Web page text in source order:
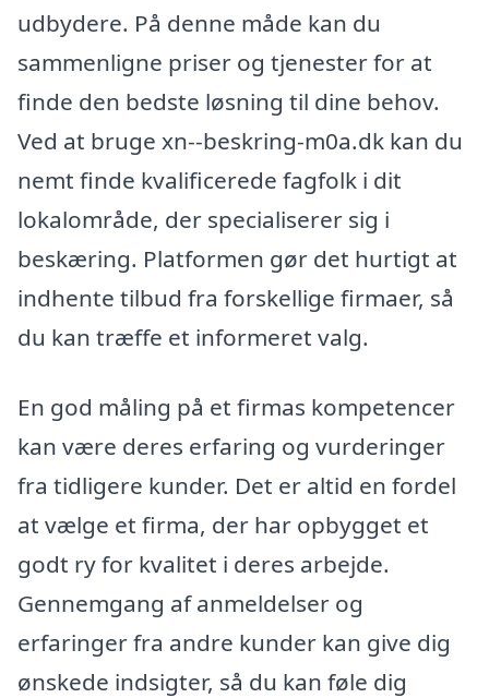
udbydere. På denne måde kan du
sammenligne priser og tjenester for at
finde den bedste løsning til dine behov.
Ved at bruge xn--beskring-m0a.dk kan du
nemt finde kvalificerede fagfolk i dit
lokalområde, der specialiserer sig i
beskæring. Platformen gør det hurtigt at
indhente tilbud fra forskellige firmaer, så
du kan træffe et informeret valg.
En god måling på et firmas kompetencer
kan være deres erfaring og vurderinger
fra tidligere kunder. Det er altid en fordel
at vælge et firma, der har opbygget et
godt ry for kvalitet i deres arbejde.
Gennemgang af anmeldelser og
erfaringer fra andre kunder kan give dig
ønskede indsigter, så du kan føle dig